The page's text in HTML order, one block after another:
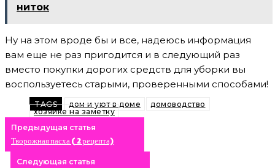
ниток
Ну на этом вроде бы и все, надеюсь информация
вам еще не раз пригодится и в следующий раз
вместо покупки дорогих средств для уборки вы
воспользуетесь старыми, проверенными способами!
TAGS дом и уют в доме
домоводство
хозяйке на заметку
Предыдущая статья
Творожная пасха ( 2 рецепта)
Следующая статья